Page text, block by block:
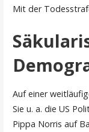
Mit der
Auf einer
Sie u. a. die US
Pippa Norris auf